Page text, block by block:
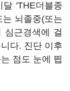
'THE더블종
뇌졸중(또는
심근경색에 걸
다. 진단 이후
점도 눈에 띕